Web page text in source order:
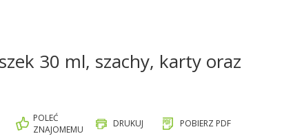
30 ml, szachy, karty oraz
POLEĆ
ZNAJOMEMU
DRUKUJ POBIERZ PDF